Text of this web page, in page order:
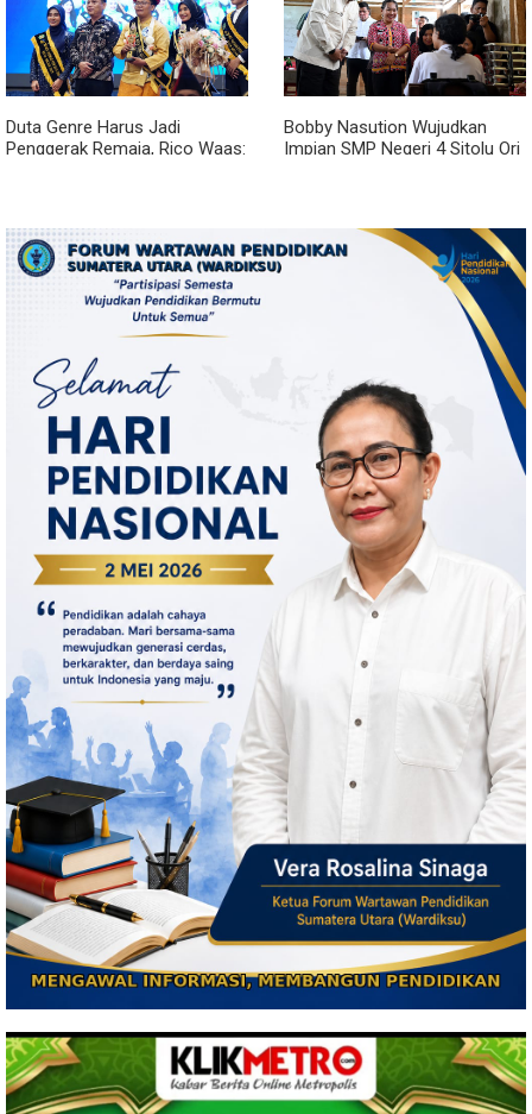
Duta Genre Harus Jadi
Penggerak Remaja, Rico Waas:
Bobby Nasution Wujudkan
Impian SMP Negeri 4 Sitolu Ori